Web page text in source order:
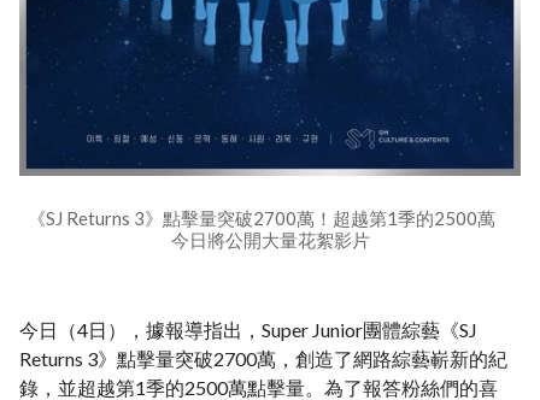
《SJ Returns 3》點擊量突破2700萬！超越第1季的2500萬
今日將公開大量花絮影片
今日（4日），據報導指出，Super Junior團體綜藝《SJ
Returns 3》點擊量突破2700萬，創造了網路綜藝嶄新的紀
錄，並超越第1季的2500萬點擊量。為了報答粉絲們的喜